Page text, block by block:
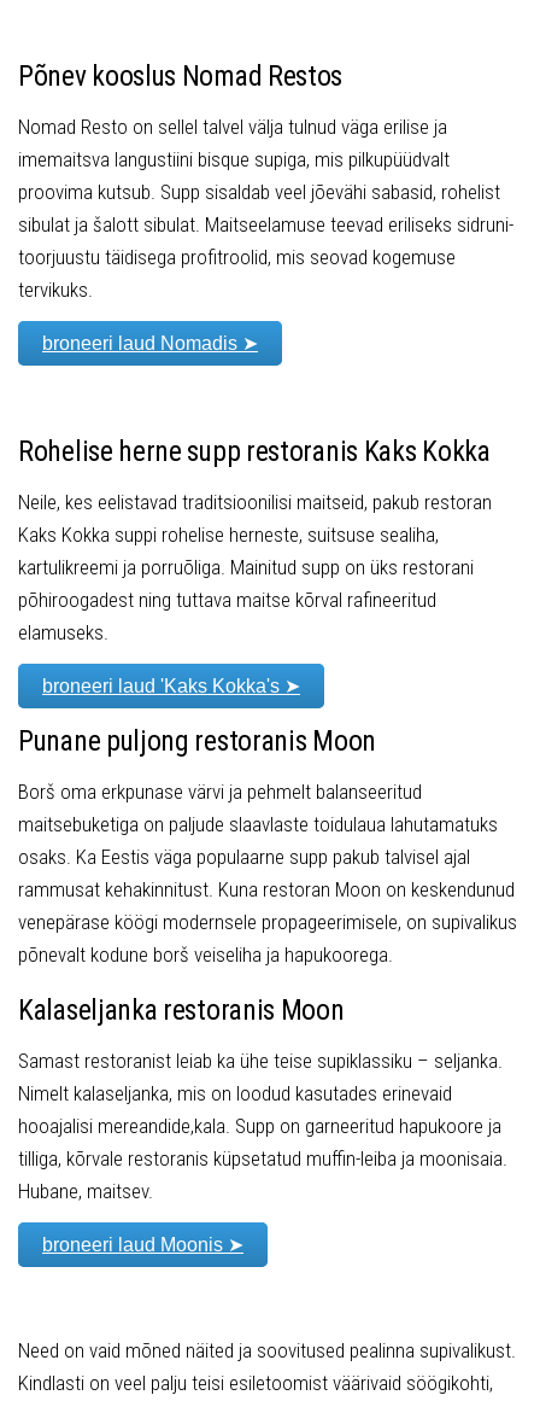
Põnev kooslus Nomad Restos
Nomad Resto on sellel talvel välja tulnud väga erilise ja
imemaitsva langustiini bisque supiga, mis pilkupüüdvalt
proovima kutsub. Supp sisaldab veel jõevähi sabasid, rohelist
sibulat ja šalott sibulat. Maitseelamuse teevad eriliseks sidruni-
toorjuustu täidisega profitroolid, mis seovad kogemuse
tervikuks.
broneeri laud Nomadis ➤
Rohelise herne supp restoranis Kaks Kokka
Neile, kes eelistavad traditsioonilisi maitseid, pakub restoran
Kaks Kokka suppi rohelise herneste, suitsuse sealiha,
kartulikreemi ja porruõliga. Mainitud supp on üks restorani
põhiroogadest ning tuttava maitse kõrval rafineeritud
elamuseks.
broneeri laud 'Kaks Kokka's ➤
Punane puljong restoranis Moon
Borš oma erkpunase värvi ja pehmelt balanseeritud
maitsebuketiga on paljude slaavlaste toidulaua lahutamatuks
osaks. Ka Eestis väga populaarne supp pakub talvisel ajal
rammusat kehakinnitust. Kuna restoran Moon on keskendunud
venepärase köögi modernsele propageerimisele, on supivalikus
põnevalt kodune borš veiseliha ja hapukoorega.
Kalaseljanka restoranis Moon
Samast restoranist leiab ka ühe teise supiklassiku – seljanka.
Nimelt kalaseljanka, mis on loodud kasutades erinevaid
hooajalisi mereandide,kala. Supp on garneeritud hapukoore ja
tilliga, kõrvale restoranis küpsetatud muffin-leiba ja moonisaia.
Hubane, maitsev.
broneeri laud Moonis ➤
Need on vaid mõned näited ja soovitused pealinna supivalikust.
Kindlasti on veel palju teisi esiletoomist väärivaid söögikohti,